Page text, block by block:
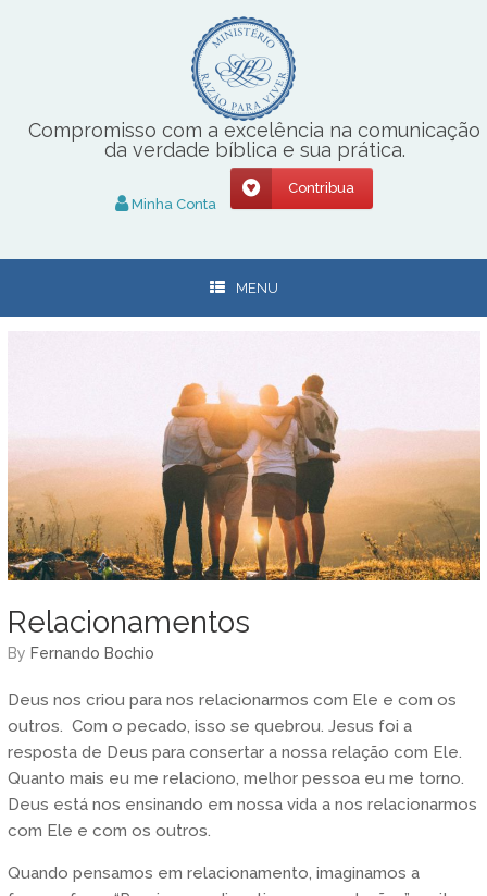
Compromisso com a excelência na comunicação
da verdade bíblica e sua prática.
Minha Conta
Contribua
MENU
Relacionamentos
by Fernando Bochio
Deus nos criou para nos relacionarmos com Ele e com os
outros. Com o pecado, isso se quebrou. Jesus foi a
resposta de Deus para consertar a nossa relação com Ele.
Quanto mais eu me relaciono, melhor pessoa eu me torno.
Deus está nos ensinando em nossa vida a nos relacionarmos
com Ele e com os outros.
Quando pensamos em relacionamento, imaginamos a